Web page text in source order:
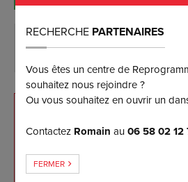
DEMANDER PLUS
Reprogrammation sur mesure
de puissance
RECHERCHE PARTENAIRES
Vous êtes un centre de
souhaitez nous rejoindre ?
Ou vous souhaitez en ouvrir un
Contactez Romain au06 58 02 12
FERMER